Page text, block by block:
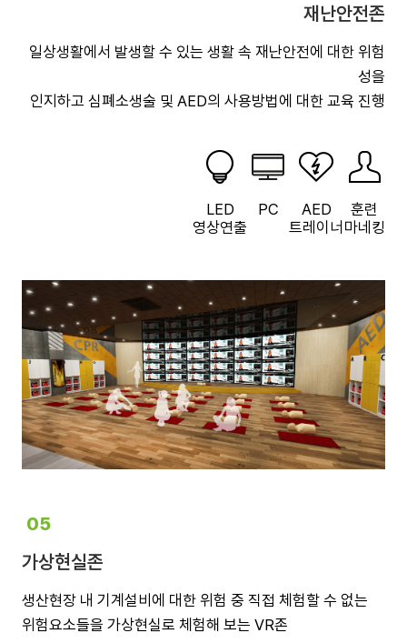
재난안전존
일상생활에서 발생할 수 있는 생활 속 재난안전에 대한 위험
성을
인지하고 심폐소생술 및 AED의 사용방법에 대한 교육 진행
LED
영상연출
PC
AED
트레이너
훈련
마네킹
05
가상현실존
생산현장 내 기계설비에 대한 위험 중 직접 체험할 수 없는
위험요소들을 가상현실로 체험해 보는 VR존